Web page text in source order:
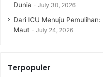
Dunia
July 30, 2026
Dari ICU Menuju
Maut
July 24, 2026
Terpopuler